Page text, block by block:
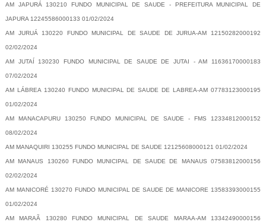
AM JAPURÁ 130210 FUNDO MUNICIPAL DE SAUDE - PREFEITURA MUNICIPAL DE
JAPURA 12245586000133 01/02/2024
AM JURUÁ 130220 FUNDO MUNICIPAL DE SAUDE DE JURUA-AM 12150282000192
02/02/2024
AM JUTAÍ 130230 FUNDO MUNICIPAL DE SAUDE DE JUTAI - AM 11636170000183
07/02/2024
AM LÁBREA 130240 FUNDO MUNICIPAL DE SAUDE DE LABREA-AM 07783123000195
01/02/2024
AM MANACAPURU 130250 FUNDO MUNICIPAL DE SAUDE - FMS 12334812000152
08/02/2024
AM MANAQUIRI 130255 FUNDO MUNICIPAL DE SAUDE 12125608000121 01/02/2024
AM MANAUS 130260 FUNDO MUNICIPAL DE SAUDE DE MANAUS 07583812000156
02/02/2024
AM MANICORÉ 130270 FUNDO MUNICIPAL DE SAUDE DE MANICORE 13583393000155
01/02/2024
AM MARAÃ 130280 FUNDO MUNICIPAL DE SAUDE MARAA-AM 13342490000156